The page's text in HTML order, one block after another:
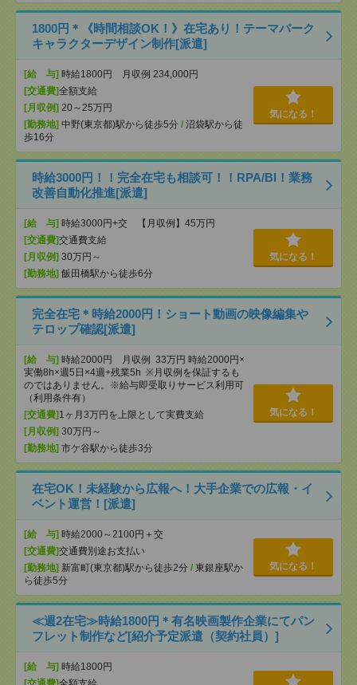
1800円＊《時間相談OK！》在宅あり！テーマパーク
キャラクターデザイン制作[派遣]
[給 与] 時給1800円 月収例 234,000円
[交通費]全額支給
[月収例] 20～25万円
[勤務地] 中野(東京都)駅から徒歩5分 / 沼袋駅から徒
歩16分
気になる！
時給3000円！！完全在宅も相談可！！RPA/BI！業務
改善自動化推進[派遣]
[給 与] 時給3000円+交 【月収例】45万円
[交通費]交通費支給
[月収例] 30万円～
[勤務地] 飯田橋駅から徒歩6分
気になる！
完全在宅＊時給2000円！ショート動画の映像編集や
テロップ確認[派遣]
[給 与] 時給2000円 月収例 33万円 時給2000円×
実働8h×週5日×4週+残業5h ※月収例を保証するも
のではありません。※給与即受取りサービス利用可
（利用条件有）
[交通費]1ヶ月3万円を上限として実費支給
[月収例] 30万円～
[勤務地] 市ケ谷駅から徒歩3分
気になる！
在宅OK！未経験から広報へ！大手企業での広報・イ
ベント運営！[派遣]
[給 与] 時給2000～2100円＋交
[交通費]交通費別途お支払い
[勤務地] 新富町(東京都)駅から徒歩2分 / 東銀座駅か
ら徒歩5分
気になる！
≪週2在宅≫時給1800円＊有名映画製作企業にてパン
フレット制作など[紹介予定派遣（契約社員）]
[給 与] 時給1800円